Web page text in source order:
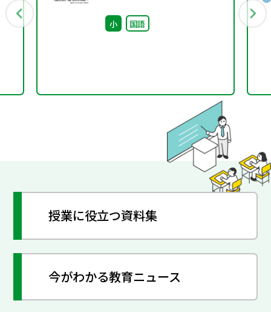
て~国語科における「児
童に委ねる学びの実践」
小 国語
授業に役立つ資料集
今がわかる教育ニュース